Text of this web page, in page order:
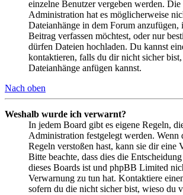
einzelne Benutzer vergeben werden.
Administration hat es möglicherweise
Dateianhänge in dem Forum anzufügen,
Beitrag verfassen möchtest, oder nur
dürfen Dateien hochladen. Du kannst
kontaktieren, falls du dir nicht sicher
Dateianhänge anfügen kannst.
Nach oben
Weshalb wurde ich verwarnt?
In jedem Board gibt es eigene Regeln,
Administration festgelegt werden. Wenn
Regeln verstoßen hast, kann sie dir eine
Bitte beachte, dass dies die
dieses Boards ist und phpBB Limited
Verwarnung zu tun hat. Kontaktiere
sofern du die nicht sicher bist, wieso du